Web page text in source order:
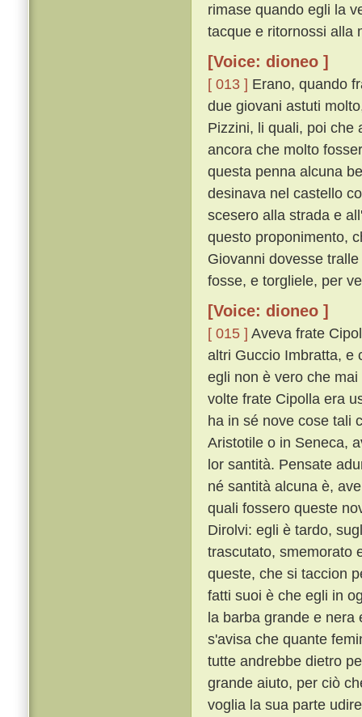
rimase quando egli la
tacque e ritornossi alla
[Voice: dioneo ]
[ 013 ] Erano, quando
due giovani astuti
Pizzini, li quali, poi che
ancora che molto
questa penna alcuna
desinava nel castello
scesero alla strada e
questo proponimento,
Giovanni dovesse
fosse, e torgliele, per
[Voice: dioneo ]
[ 015 ] Aveva frate
altri Guccio Imbratta, e
egli non è vero che
volte frate Cipolla era
ha in sé nove cose tali
Aristotile o in Seneca,
lor santità. Pensate
né santità alcuna è,
quali fossero queste
Dirolvi: egli è tardo,
trascutato, smemorato
queste, che si taccion
fatti suoi è che egli in
la barba grande e nera
s'avisa che quante
tutte andrebbe dietro
grande aiuto, per ciò
voglia la sua parte